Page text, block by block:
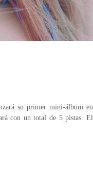
su primer mini-álbum en
con un total de 5 pistas.
El